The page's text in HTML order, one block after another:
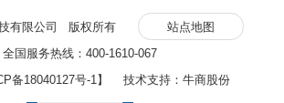
有限公司 版权所有
站点地图
全国服务热线：400-1610-067
备18040127号-1】 技术支持：牛商股份